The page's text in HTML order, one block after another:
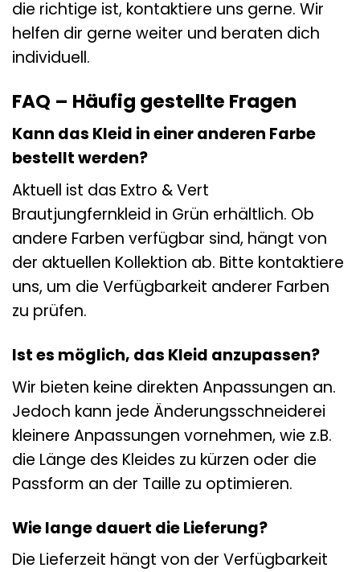
die richtige ist, kontaktiere uns gerne. Wir
helfen dir gerne weiter und beraten dich
individuell.
FAQ – Häufig gestellte Fragen
Kann das Kleid in einer anderen Farbe
bestellt werden?
Aktuell ist das Extro & Vert
Brautjungfernkleid in Grün erhältlich. Ob
andere Farben verfügbar sind, hängt von
der aktuellen Kollektion ab. Bitte kontaktiere
uns, um die Verfügbarkeit anderer Farben
zu prüfen.
Ist es möglich, das Kleid anzupassen?
Wir bieten keine direkten Anpassungen an.
Jedoch kann jede Änderungsschneiderei
kleinere Anpassungen vornehmen, wie z.B.
die Länge des Kleides zu kürzen oder die
Passform an der Taille zu optimieren.
Wie lange dauert die Lieferung?
Die Lieferzeit hängt von der Verfügbarkeit